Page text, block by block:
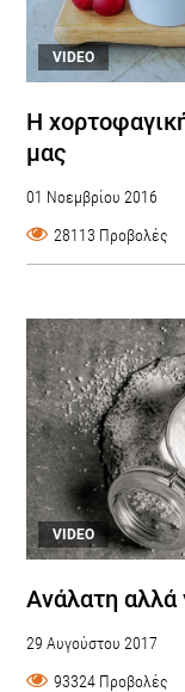
VIDEO
Η
μας
01 Νοεμβρίου 2016
28113 Προβολές
VIDEO
Ανάλατη αλλά
29 Αυγούστου 2017
93324 Προβολές